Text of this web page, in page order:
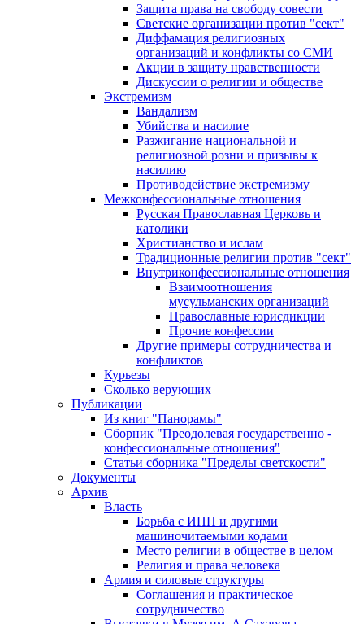
Защита права на свободу совести
Светские организации против "сект"
Диффамация религиозных
организаций и конфликты со СМИ
Акции в защиту нравственности
Дискуссии о религии и обществе
Экстремизм
Вандализм
Убийства и насилие
Разжигание национальной и
религиозной розни и призывы к
насилию
Противодействие экстремизму
Межконфессиональные отношения
Русская Православная Церковь и
католики
Христианство и ислам
Традиционные религии против "сект"
Внутриконфессиональные отношения
Взаимоотношения
мусульманских организаций
Православные юрисдикции
Прочие конфессии
Другие примеры сотрудничества и
конфликтов
Курьезы
Сколько верующих
Публикации
Из книг "Панорамы"
Сборник "Преодолевая государственно -
конфессиональные отношения"
Статьи сборника "Пределы светскости"
Документы
Архив
Власть
Борьба с ИНН и другими
машиночитаемыми кодами
Место религии в обществе в целом
Религия и права человека
Армия и силовые структуры
Соглашения и практическое
сотрудничество